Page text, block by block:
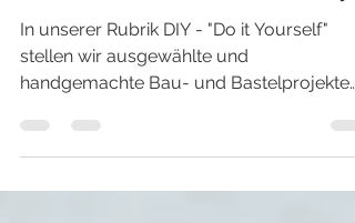
Waste-Christmas-Party
In unserer Rubrik DIY - "Do it Yourself"
stellen wir ausgewählte und
handgemachte Bau- und Bastelprojekte